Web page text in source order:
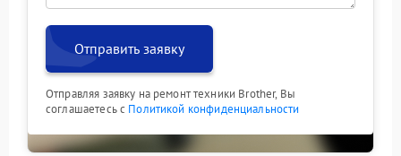
Отправить заявку
Отправляя заявку на ремонт техники Brother, Вы
соглашаетесь с Политикой конфиденциальности